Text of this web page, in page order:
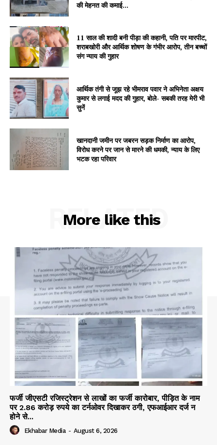
Magazine PRO
Company
Contact us
Subscription Plans
My account
की मेहनत की कमाई...
11 साल की शादी बनी पीड़ा की कहानी, पति पर मारपीट,
शराबखोरी और आर्थिक शोषण के गंभीर आरोप, तीन बच्चों
संग न्याय की गुहार
आर्थिक तंगी से जूझ रहे भीमराव पवार ने अभिनेता अक्षय
कुमार से लगाई मदद की गुहार, बोले- सबकी तरह मेरी भी
सुनें
खानदानी जमीन पर जबरन सड़क निर्माण का आरोप,
विरोध करने पर जान से मारने की धमकी, न्याय के लिए
भटक रहा परिवार
More like this
RELATED
फर्जी जीएसटी रजिस्ट्रेशन से लाखों का फर्जी कारोबार, पीड़ित के नाम
पर 2.86 करोड़ रुपये का टर्नओवर दिखाकर ठगी, एफआईआर दर्ज न
होने से...
Ekhabar Media - August 6, 2026